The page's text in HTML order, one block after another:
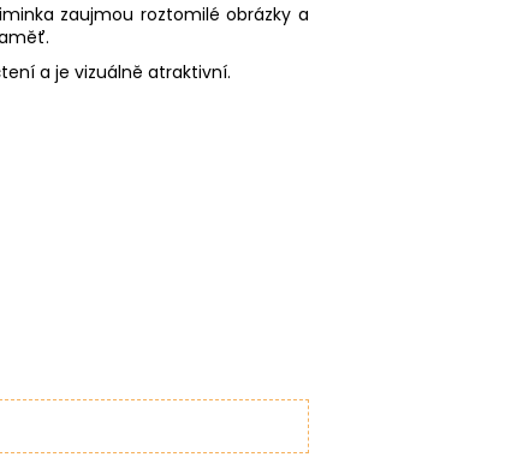
zaujmou roztomilé obrázky a
a je vizuálně atraktivní.